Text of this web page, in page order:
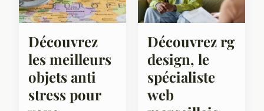
Découvrez
les meilleurs
objets anti
stress pour
Découvrez rg
design, le
spécialiste
web